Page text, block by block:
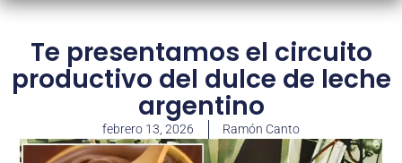
Te presentamos el circuito
productivo del dulce de leche
argentino
febrero 13, 2026 Ramón Canto